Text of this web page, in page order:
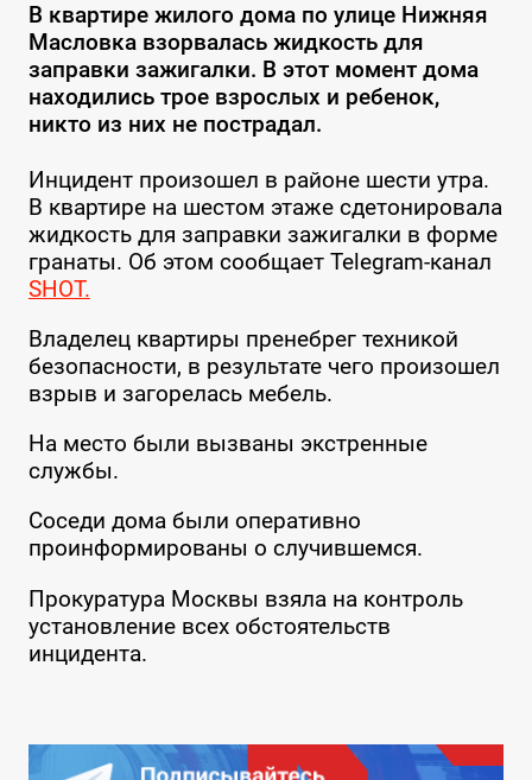
В квартире жилого дома по улице Нижняя
Масловка взорвалась жидкость для
заправки зажигалки. В этот момент дома
находились трое взрослых и ребенок,
никто из них не пострадал.
Инцидент произошел в районе шести утра.
В квартире на шестом этаже сдетонировала
жидкость для заправки зажигалки в форме
гранаты. Об этом сообщает Telegram-канал
SHOT.
Владелец квартиры пренебрег техникой
безопасности, в результате чего произошел
взрыв и загорелась мебель.
На место были вызваны экстренные
службы.
Соседи дома были оперативно
проинформированы о случившемся.
Прокуратура Москвы взяла на контроль
установление всех обстоятельств
инцидента.